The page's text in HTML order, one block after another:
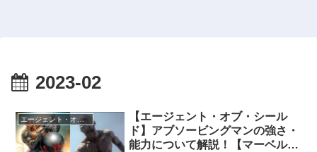
2023-02
エージェント・オブ・シールド
【エージェント・オブ・シール
ド】アブソービングマンの強さ・
能力について解説！【マーベル原